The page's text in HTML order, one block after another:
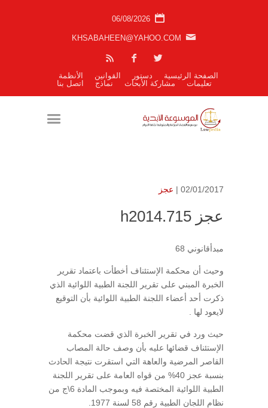
06/08/2026
KHSABAHEEN@YAHOO.COM
الصفحة الرئيسية دستور القوانين
الأنظمة
تعليمات
مشاركة الأبحاث نماذج اتصل بنا
02/01/2017 | عجز
عجز h2014.715
مبدأقانوني 68
وحيث أن محكمة الإستئناف أخطأت باعتماد تقرير
الخبرة المبني على تقرير اللجنة الطبية اللوائية الذي
ذكرت أحد أعضاء اللجنة الطبية اللوائية بأن التوقيع
لايعود لها .
حيث ورد في تقرير الخبرة الذي قضت محكمة
الإستئناف قضائها عليه بأن وصف حالة المصاب
القاصر المرضية والعاهة التي استقرت نتيجة الحادث
بنسبة عجز 40% من قواه العامة على تقرير اللجنة
الطبية اللوائية المختصة فيه وبموجب المادة 6\ج من
نظام اللجان الطبية رقم 58 لسنة 1977.